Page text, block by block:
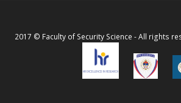
2017 © Faculty of Security Science - All rights